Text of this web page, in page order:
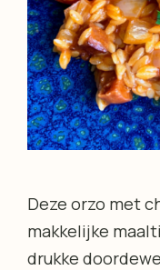
Deze orzo met
makkelijke
drukke